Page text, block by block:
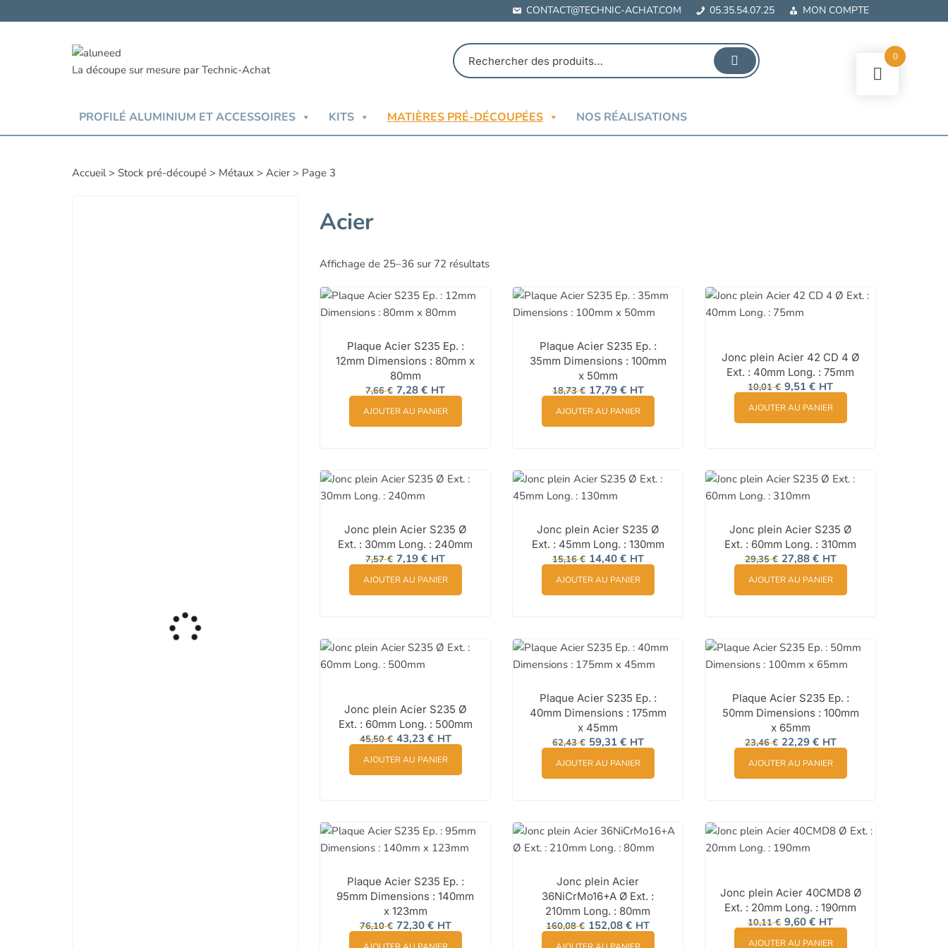
au
CONTACT@TECHNIC-ACHAT.COM 05.35.54.07.25 MON COMPTE
PROFILÉ ALUMINIUM ET ACCESSOIRES KITS MATIÈRES PRÉ-DÉCOUPÉES NOS RÉALISATIONS
Accueil> Stock pré-découpé > Métaux > Acier > Page 3
Acier
Affichage de 25–36 sur 72 résultats
Plaque Acier S235 Ep. :
12mm Dimensions : 80mm x
80mm
7,66€ Le
prix
initial
7,66 €.
7,28 €Le
prix
actuel
7,28 €.
HT
AJOUTER AU PANIER
Plaque Acier S235 Ep. :
35mm Dimensions : 100mm
x 50mm
18,73€ Le
prix
initial
18,73 €.
17,79 €Le
prix
actuel
17,79 €.
HT
AJOUTER AU PANIER
Jonc plein Acier 42 CD 4 Ø
Ext. : 40mm Long. : 75mm
10,01€ Le
prix
initial
était :
10,01 €.
9,51 €Le
prix
actuel
est :
9,51 €.
HT
AJOUTER AU PANIER
Jonc plein Acier S235 Ø
Ext. : 30mm Long. : 240mm
7,57€ Le
prix
initial
7,57 €.
7,19 €Le
prix
actuel
7,19 €.
HT
AJOUTER AU PANIER
Jonc plein Acier S235 Ø
Ext. : 45mm Long. : 130mm
15,16€ Le
prix
initial
15,16 €.
14,40 €Le
prix
actuel
14,40 €.
HT
AJOUTER AU PANIER
Jonc plein Acier S235 Ø
Ext. : 60mm Long. : 310mm
29,35€ Le
prix
initial
29,35 €.
27,88 €Le
prix
actuel
27,88 €.
HT
AJOUTER AU PANIER
Jonc plein Acier S235 Ø
Ext. : 60mm Long. : 500mm
45,50€ Le
prix
initial
était :
45,50 €.
43,23 €Le
prix
actuel
est :
43,23 €.
HT
AJOUTER AU PANIER
Plaque Acier S235 Ep. :
40mm Dimensions : 175mm
x 45mm
62,43€ Le
prix
initial
62,43 €.
59,31 €Le
prix
actuel
59,31 €.
HT
AJOUTER AU PANIER
Plaque Acier S235 Ep. :
50mm Dimensions : 100mm
x 65mm
23,46€ Le
prix
initial
23,46 €.
22,29 €Le
prix
actuel
22,29 €.
HT
AJOUTER AU PANIER
Plaque Acier S235 Ep. :
95mm Dimensions : 140mm
x 123mm
76,10€ Le
prix
initial
72,30 €Le
prix
actuel
HT
Jonc plein Acier
36NiCrMo16+A Ø Ext. :
210mm Long. : 80mm
160,08€ Le
prix
initial
152,08 €Le
prix
actuel
HT
Jonc plein Acier 40CMD8 Ø
Ext. : 20mm Long. : 190mm
10,11€ Le
prix
initial
9,60 €Le
prix
actuel
HT
AJOUTER AU PANIER
0